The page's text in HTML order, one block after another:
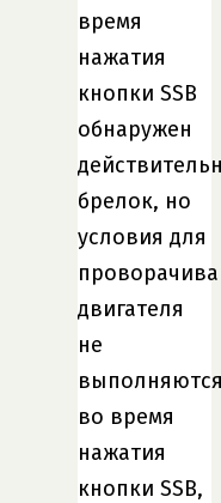
время
нажатия
кнопки SSB
обнаружен
брелок, но
условия для
двигателя
не
во время
нажатия
кнопки SSB,